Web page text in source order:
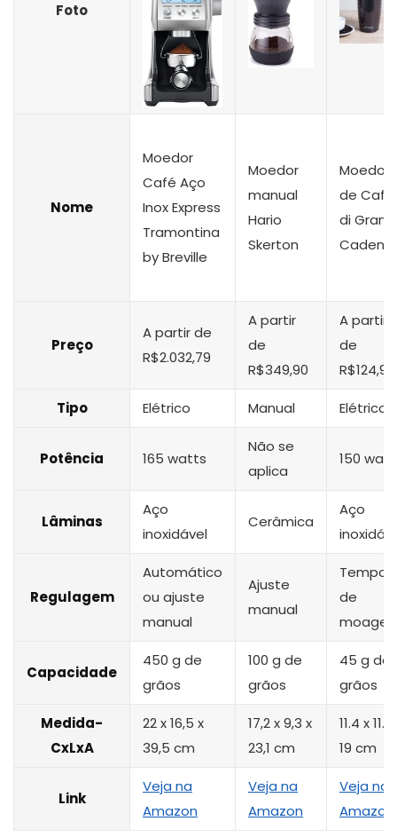
Foto
Nome
Moedor
Café Aço
Inox Express
Tramontina
by Breville
Moedor
manual
Hario
Skerton
Moedor
de Café
di Grano
Preço
A partir de
R$2.032,79
A partir
de
R$349,90
A partir
de
R$124,90
Tipo Elétrico Manual Elétrico
Potência 165 watts
Não se
aplica
150
Lâminas
Aço
inoxidável
Cerâmica
Aço
Regulagem
Automático
ou ajuste
manual
Ajuste
manual
Tempo
de
Capacidade
450 g de
grãos
100 g de
grãos
45 g de
grãos
Medida-
CxLxA
22 x 16,5 x
39,5 cm
17,2 x 9,3 x
23,1 cm
11.4 x
19 cm
Link
Veja na
Amazon
Veja na
Amazon
Veja na
Amazon